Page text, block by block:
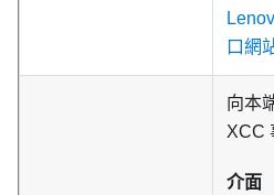
口網
向本
XCC
介面